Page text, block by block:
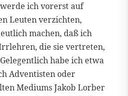
ich vorerst auf
Leuten verzichten,
machen, daß ich
die sie vertreten,
habe ich etwa
Adventisten oder
Mediums Jakob Lorber